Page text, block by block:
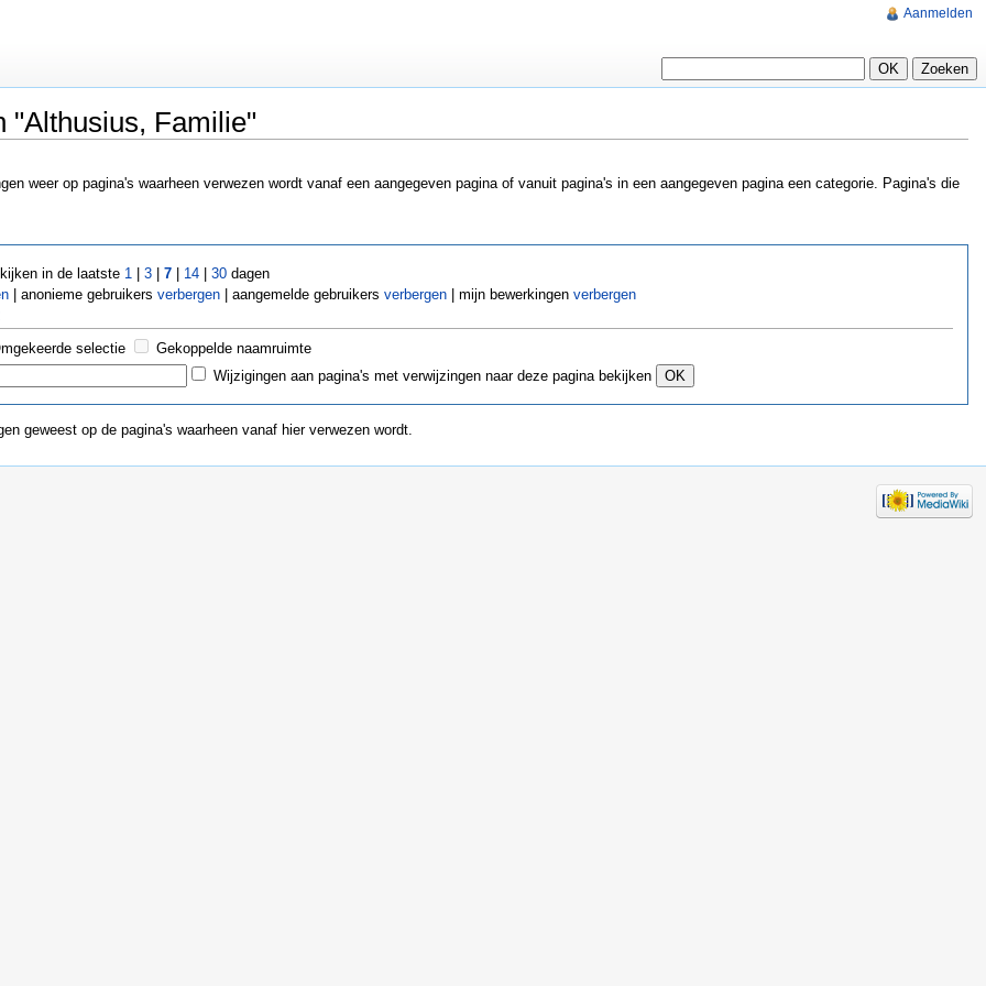
"Althusius, Familie"
weer op pagina's waarheen verwezen wordt vanaf een aangegeven pagina of vanuit pagina's in een aangegeven pagina een categorie. Pagina's die
in de laatste 1 | 3| 7| 14| 30dagen
| anonieme gebruikers verbergen| aangemelde gebruikers verbergen| mijn bewerkingen verbergen
selectie
Gekoppelde naamruimte
Wijzigingen aan pagina's met verwijzingen naar deze pagina bekijken
geweest op de pagina's waarheen vanaf hier verwezen wordt.
Aanmelden